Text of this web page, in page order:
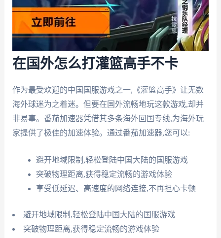
在国外怎么打灌篮高手不卡
作为最受欢迎的中国国服游戏之一,《灌篮高手》让无数
海外球迷为之着迷。但要在国外流畅地玩这款游戏,却并
非易事。番茄加速器凭借其多条海外回国专线,为海外玩
家提供了极佳的加速体验。通过番茄加速器,您可以:
避开地域限制,轻松登陆中国大陆的国服游戏
突破物理距离,获得稳定流畅的游戏体验
享受低延迟、高速度的网络连接,不再担心卡顿
避开地域限制,轻松登陆中国大陆的国服游戏
突破物理距离,获得稳定流畅的游戏体验